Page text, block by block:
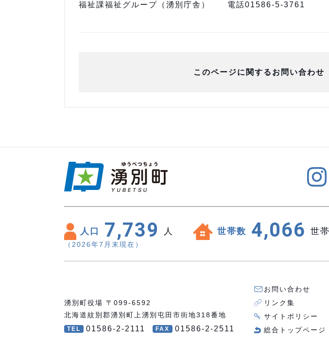
福祉課福祉グループ（湧別庁舎） 電話01586-5-3761
このページに関するお問い合わせ
人口 7,739 人 世帯数 4,066 世帯
（2026年7月末現在）
湧別町役場 〒099-6592
北海道紋別郡湧別町上湧別屯田市街地318番地
TEL 01586-2-2111 FAX 01586-2-2511
お問い合わせ
リンク集
サイトポリシー
総合トップページ